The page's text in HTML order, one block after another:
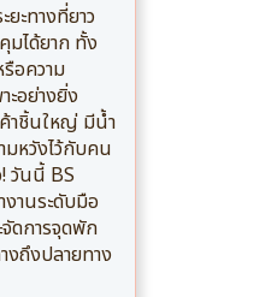
ยะทางที่ยาว
มได้ยาก ทั้ง
อความ
อย่างยิ่ง
าชิ้นใหญ่ มีน้ำ
หวังไว้กับคน
วันนี้ BS
านระดับมือ
จัดการจุดพัก
งถึงปลายทาง